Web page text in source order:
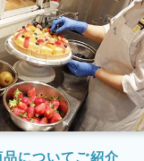
品についてご紹介